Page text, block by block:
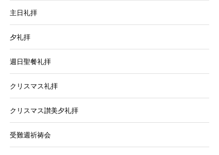
主日礼拝
夕礼拝
週日聖餐礼拝
クリスマス礼拝
クリスマス讃美夕礼拝
受難週祈祷会